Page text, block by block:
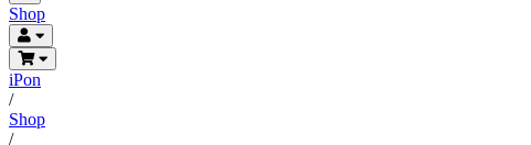
Shop
iPon
/
Shop
/